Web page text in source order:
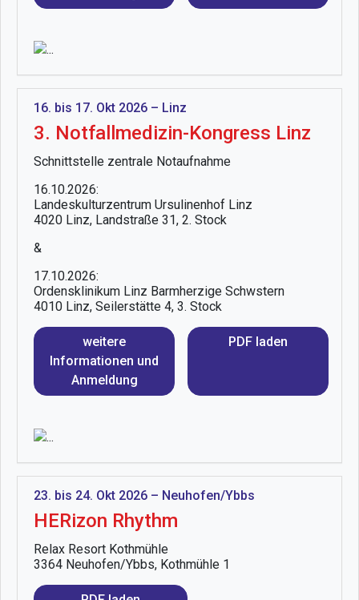
16. bis 17. Okt 2026 – Linz
3. Notfallmedizin-Kongress Linz
Schnittstelle zentrale Notaufnahme
16.10.2026:
Landeskulturzentrum Ursulinenhof Linz
4020 Linz, Landstraße 31, 2. Stock
&
17.10.2026:
Ordensklinikum Linz Barmherzige Schwstern
4010 Linz, Seilerstätte 4, 3. Stock
weitere
Informationen und
Anmeldung
PDF laden
23. bis 24. Okt 2026 – Neuhofen/Ybbs
HERizon Rhythm
Relax Resort Kothmühle
3364 Neuhofen/Ybbs, Kothmühle 1